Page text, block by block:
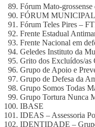
Fórum Mato-
FÓRUM
Fórum Teles Pires –
Frente Estadual
Frente Nacional em
Geledes Instituto da
Grito dos Excluídos/as
Grupo de Apoio e
Grupo de Defesa da
Grupo Somos Todas
Grupo Tortura Nunca
IBASE
IDEAS – Assessoria
IDENTIDADE –